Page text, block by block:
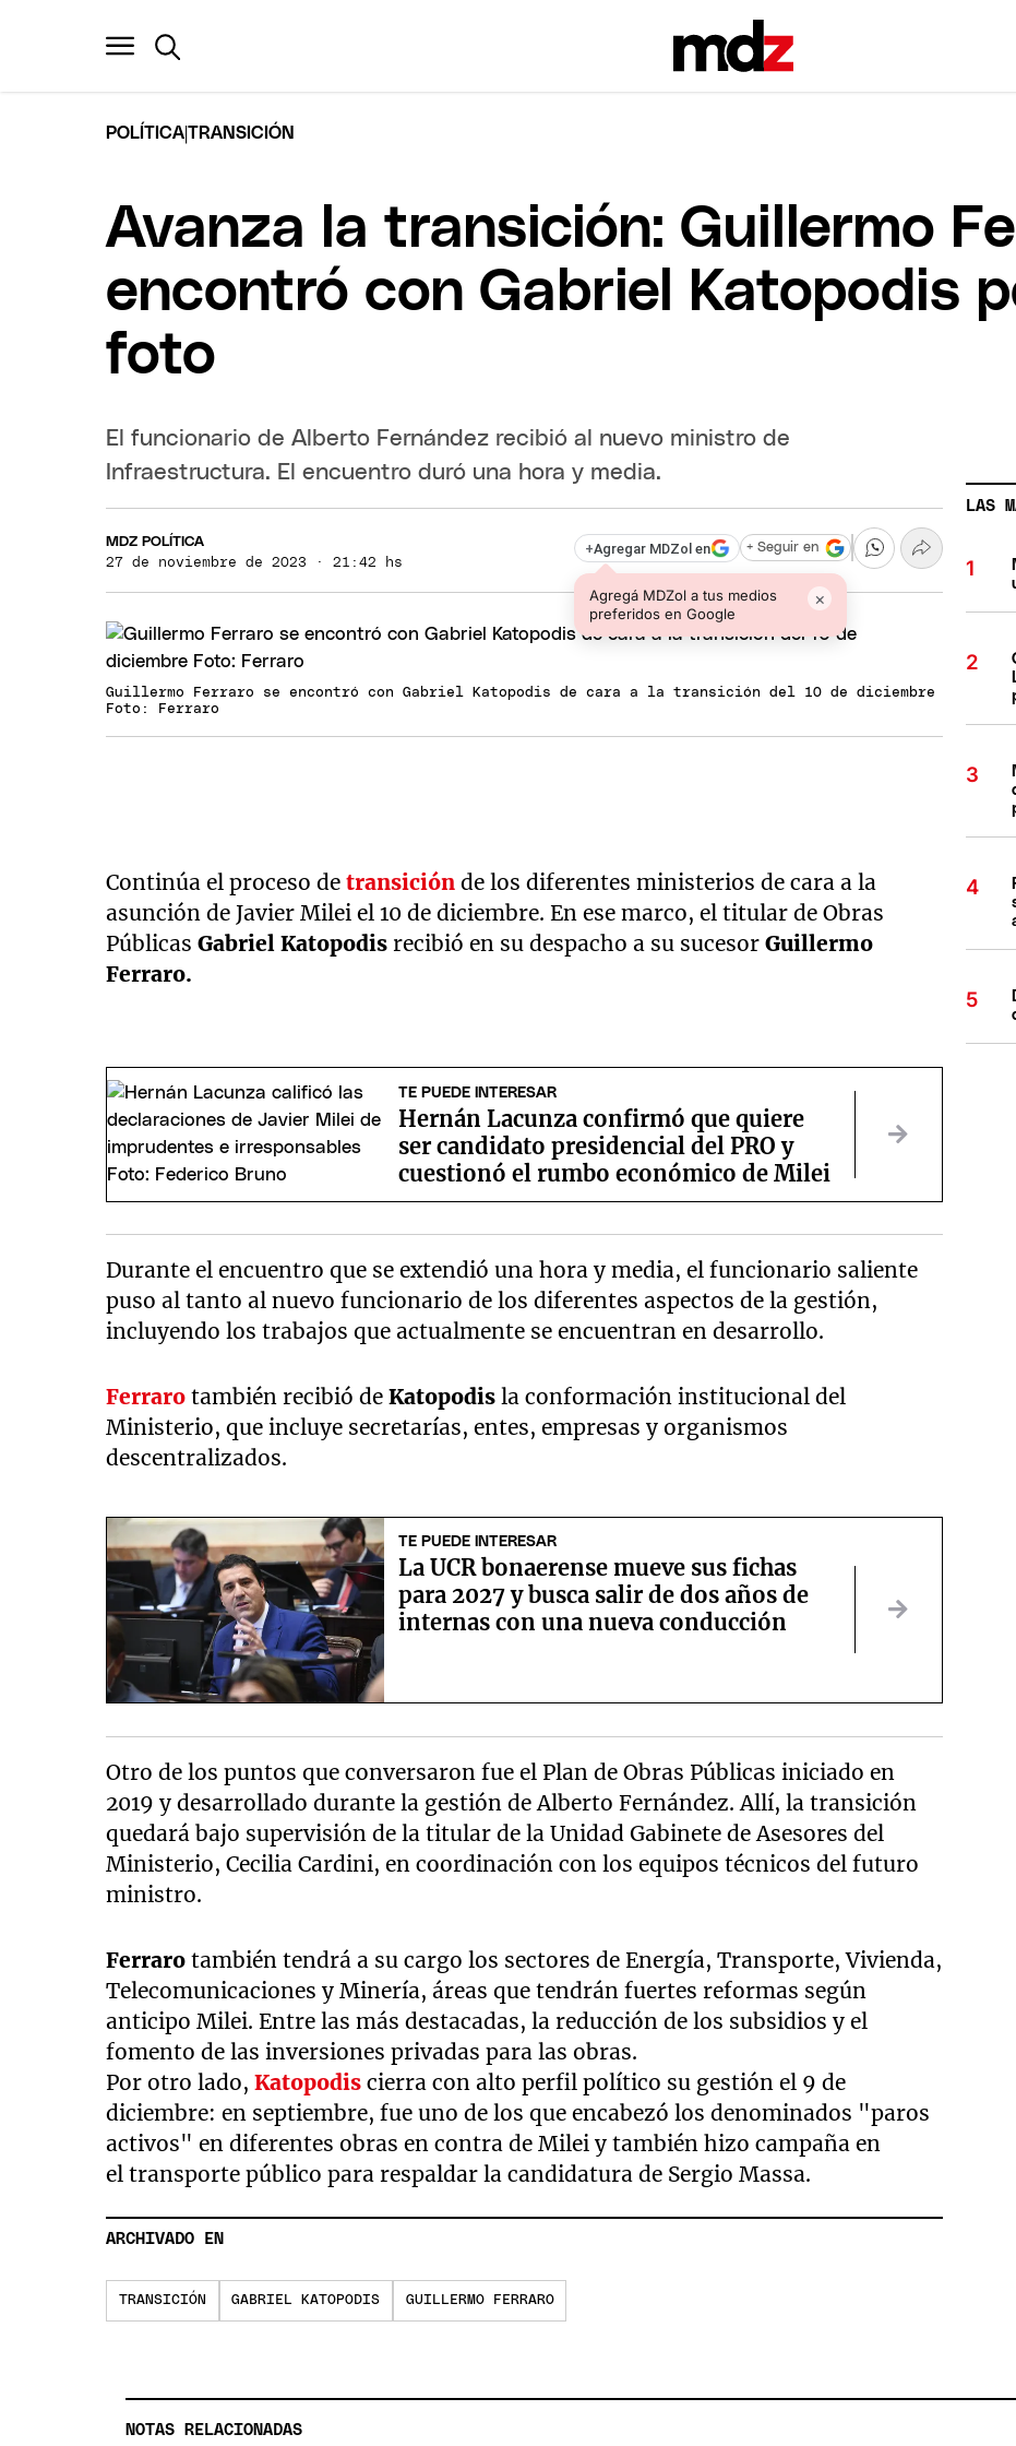
POLÍTICA|TRANSICIÓN
Avanza la transición: Guillermo
encontró con Gabriel Katopodis
foto
El funcionario de Alberto Fernández recibió al nuevo ministro de
Infraestructura. El encuentro duró una hora y media.
MDZ POLÍTICA
27 de noviembre de 2023 · 21:42 hs
+Agregar MDZol en
Agregá MDZol a tus medios
preferidos en Google
×
+ Seguir en
Guillermo Ferraro se encontró con Gabriel Katopodis de cara a la transición del 10 de diciembre
Foto: Ferraro
Continúa el proceso detransición de los diferentes ministerios de cara a la
asunción de Javier Milei el 10 de diciembre. En ese marco, el titular de Obras
PúblicasGabriel Katopodisrecibió en su despacho a su sucesorGuillermo
Ferraro.
TE PUEDE INTERESAR
Hernán Lacunza confirmó que quiere
ser candidato presidencial del PRO y
cuestionó el rumbo económico de Milei
Durante el encuentro que se extendió una hora y media, el funcionario saliente
puso al tanto al nuevo funcionario de los diferentes aspectos de la gestión,
incluyendo los trabajos que actualmente se encuentran en desarrollo.
Ferraro también recibió deKatopodis la conformación institucional del
Ministerio, que incluye secretarías, entes, empresas y organismos
descentralizados.
TE PUEDE INTERESAR
La UCR bonaerense mueve sus fichas
para 2027 y busca salir de dos años de
internas con una nueva conducción
Otro de los puntos que conversaron fue el Plan de Obras Públicas iniciado en
2019 y desarrollado durante la gestión de Alberto Fernández. Allí, la transición
quedará bajo supervisión de la titular de la Unidad Gabinete de Asesores del
Ministerio, Cecilia Cardini, en coordinación con los equipos técnicos del futuro
ministro.
Ferraro también tendrá a su cargo los sectores de Energía, Transporte, Vivienda,
Telecomunicaciones y Minería, áreas que tendrán fuertes reformas según
anticipo Milei. Entre las más destacadas, la reducción de los subsidios y el
fomento de las inversiones privadas para las obras.
Por otro lado,Katopodis cierra con alto perfil político su gestión el 9 de
diciembre: en septiembre, fue uno de los que encabezó los denominados "paros
activos" en diferentes obras en contra de Milei y también hizo campaña en
el transporte público para respaldar la candidatura de Sergio Massa.
ARCHIVADO EN
TRANSICIÓN GABRIEL KATOPODIS GUILLERMO FERRARO
LAS
NOTAS RELACIONADAS